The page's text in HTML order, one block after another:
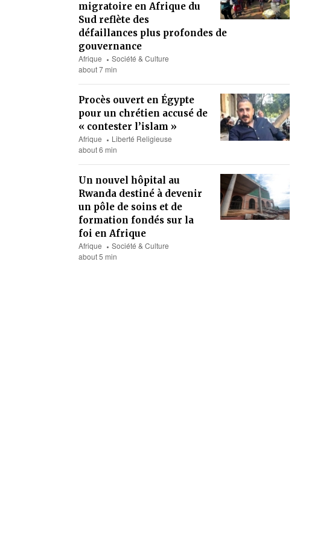
migratoire en Afrique du
Sud reflète des
défaillances plus profondes de
gouvernance
Afrique
Société & Culture
about 7 min
Procès ouvert en Égypte
pour un chrétien accusé de
« contester l’islam »
Afrique
Liberté Religieuse
about 6 min
Un nouvel hôpital au
Rwanda destiné à devenir
un pôle de soins et de
formation fondés sur la
foi en Afrique
Afrique
Société & Culture
about 5 min